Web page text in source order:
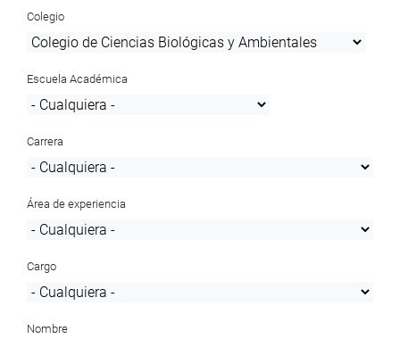
Colegio
Escuela Académica
Carrera
Área de experiencia
Cargo
Nombre